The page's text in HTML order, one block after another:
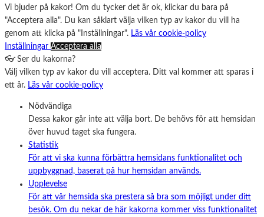
Vi bjuder på kakor! Om du tycker det är ok, klickar du bara på
"Acceptera alla". Du kan såklart välja vilken typ av kakor du vill ha
genom att klicka på "Inställningar". Läs vår cookie-policy
Inställningar Acceptera alla
👓 Ser du kakorna?
Välj vilken typ av kakor du vill acceptera. Ditt val kommer att sparas i
ett år. Läs vår cookie-policy
Nödvändiga
Dessa kakor går inte att välja bort. De behövs för att hemsidan
över huvud taget ska fungera.
Statistik
För att vi ska kunna förbättra hemsidans funktionalitet och
uppbyggnad, baserat på hur hemsidan används.
Upplevelse
För att vår hemsida ska prestera så bra som möjligt under ditt
besök. Om du nekar de här kakorna kommer viss funktionalitet